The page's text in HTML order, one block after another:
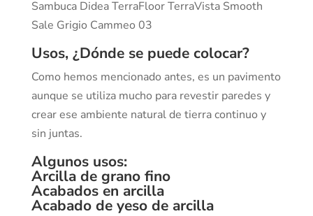
Usos, ¿Dónde se puede colocar?
Como hemos mencionado antes, es un pavimento
aunque se utiliza mucho para revestir paredes y
crear ese ambiente natural de tierra continuo y
sin juntas.
Algunos usos:
Arcilla de grano fino
Acabados en arcilla
Acabado de yeso de arcilla